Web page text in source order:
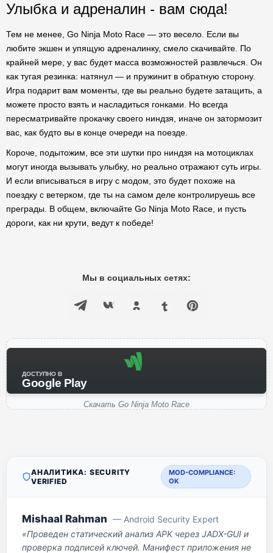
Улыбка и адреналин - вам сюда!
Тем не менее, Go Ninja Moto Race — это весело. Если вы
любите экшен и упящую адреналинку, смело скачивайте. По
крайней мере, у вас будет масса возможностей развлечься. Он
как тугая резинка: натянул — и пружинит в обратную сторону.
Игра подарит вам моменты, где вы реально будете затащить, а
можете просто взять и насладиться гонками. Но всегда
пересматривайте прокачку своего ниндзя, иначе он затормозит
вас, как будто вы в конце очереди на поезде.
Короче, подытожим, все эти шутки про ниндзя на мотоциклах
могут иногда вызывать улыбку, но реально отражают суть игры.
И если вписываться в игру с модом, это будет похоже на
поездку с ветерком, где ты на самом деле контролируешь все
преграды. В общем, включайте Go Ninja Moto Race, и пусть
дороги, как ни крути, ведут к победе!
Мы в социальных сетях:
ДОСТУПНО В
Google Play
Скачать Go Ninja Moto Race
АНАЛИТИКА: SECURITY
VERIFIED
MOD-COMPLIANCE:
OK
Mishaal Rahman — Android Security Expert
«Проведен статический анализ APK через JADX-GUI и
проверка подписей ключей. Манифест приложения не